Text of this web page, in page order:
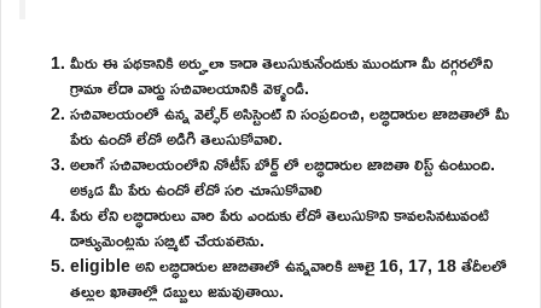
మీరు ఈ పథకానికి అర్హులా కాదా తెలుసుకునేందుకు ముందుగా మీ దగ్గరలోని
గ్రామా లేదా వార్డు సచివాలయానికి వెళ్ళండి.
సచివాలయంలో ఉన్న వెల్ఫేర్ అసిస్టెంట్ ని సంప్రదించి, లబ్ధిదారుల జాబితాలో మీ
పేరు ఉందో లేదో అడిగి తెలుసుకోవాలి.
అలాగే సచివాలయంలోని నోటీస్ బోర్డ్ లో లబ్ధిదారుల జాబితా లిస్ట్ ఉంటుంది.
అక్కడ మీ పేరు ఉందో లేదో సరి చూసుకోవాలి
పేరు లేని లబ్ధిదారులు వారి పేరు ఎందుకు లేదో తెలుసుకొని కావలసినటువంటి
డాక్యుమెంట్లను సబ్మిట్ చేయవలెను.
eligible అని లబ్ధిదారుల జాబితాలో ఉన్నవారికి జూలై 16, 17, 18 తేదీలలో
తల్లుల ఖాతాల్లో డబ్బులు జమవుతాయి.